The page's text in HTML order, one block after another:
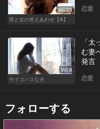
Vol.23
男と女の答えあわせ【A】
恋愛
Vol.8
サイコパスな夫
「
む妻
発言
恋愛
フォローする